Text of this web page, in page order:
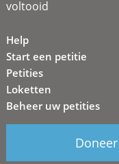
voltooid
Help
Start een petitie
Petities
Loketten
Beheer uw petities